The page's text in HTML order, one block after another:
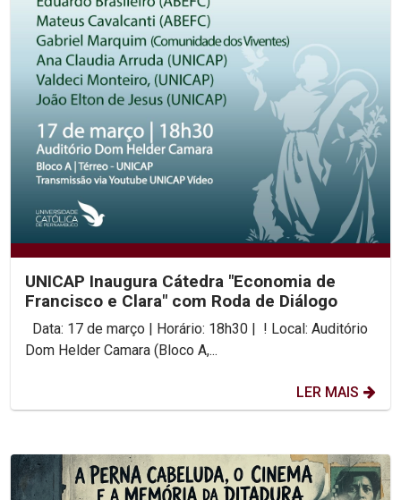
UNICAP Inaugura Cátedra "Economia de
Francisco e Clara" com Roda de Diálogo
Dom Helder Camara (Bloco A,...
LER MAIS